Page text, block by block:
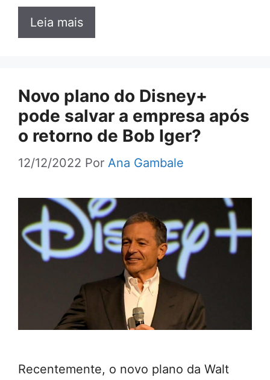
Leia mais
Novo plano do Disney+
pode salvar a empresa após
o retorno de Bob Iger?
12/12/2022 Por Ana Gambale
Recentemente, o novo plano da Walt